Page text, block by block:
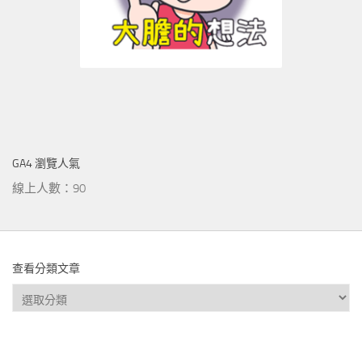
GA4 瀏覽人氣
線上人數：90
查看分類文章
查
看